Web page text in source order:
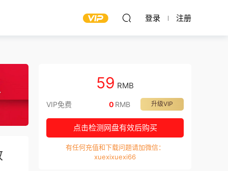
登录 注册
59 RMB
VIP免费 升级VIP
0 RMB
点击检测网盘有效后购买
有任何充值和下载问题请加微信：
xuexixuexi66